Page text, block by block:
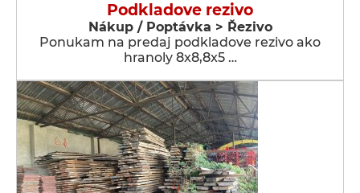
Podkladove rezivo
Nákup / Poptávka > Řezivo
Ponukam na predaj podkladove rezivo ako
hranoly 8x8,8x5 …